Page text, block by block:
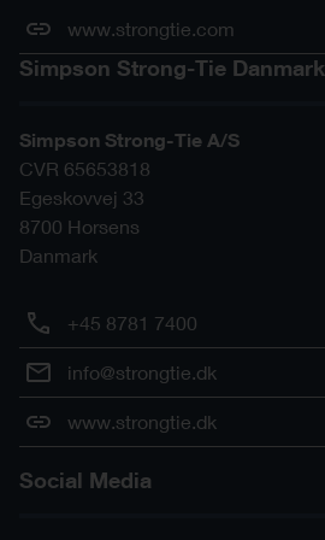
www.strongtie.com
Simpson Strong-Tie Danmark
Simpson Strong-Tie A/S
CVR 65653818
Egeskovvej 33
8700 Horsens
Danmark
+45 8781 7400
info@strongtie.dk
www.strongtie.dk
Social Media